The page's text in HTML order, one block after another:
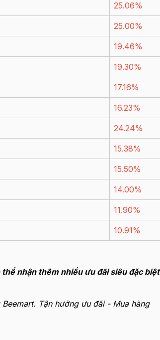
25.06%
25.00%
19.46%
19.30%
17.16%
16.23%
24.24%
15.38%
15.50%
14.00%
11.90%
10.91%
nhận thêm nhiều ưu đãi siêu đặc biệt
Tận hưởng ưu đãi - Mua hàng